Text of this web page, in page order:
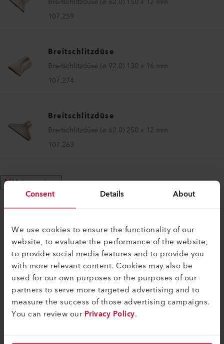
Consent Details About
We use cookies to ensure the functionality of our
website, to evaluate the performance of the website,
to provide social media features and to provide you
with more relevant content. Cookies may also be
used for our own purposes or the purposes of our
partners to serve more targeted advertising and to
measure the success of those advertising campaigns.
You can review ourPrivacy Policy.
107.259
Breitschlitzdüse
Breitschlitzdüse (ø 92.0) 130 x 16 mm
107.274
Breitschlitzdüse
Breitschlitzdüse (ø 62.0) 250 x 12 mm
107.263
Mehr anzeigen
KOMPATIBEL
Perfekt für diese Produkte